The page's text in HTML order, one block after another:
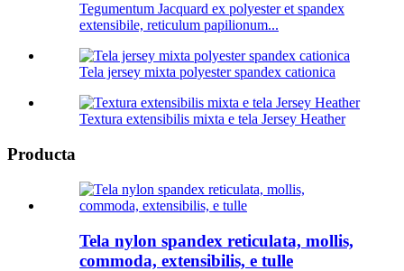
Tegumentum Jacquard ex polyester et spandex
extensibile, reticulum papilionum...
Tela jersey mixta polyester spandex cationica
Textura extensibilis mixta e tela Jersey Heather
Producta
Tela nylon spandex reticulata, mollis,
commoda, extensibilis, e tulle